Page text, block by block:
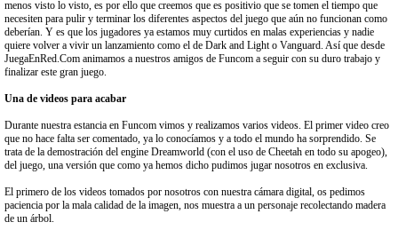
menos visto lo visto, es por ello que creemos que es positivio que se tomen el tiempo que
necesiten para pulir y terminar los diferentes aspectos del juego que aún no funcionan como
deberían. Y es que los jugadores ya estamos muy curtidos en malas experiencias y nadie
quiere volver a vivir un lanzamiento como el de Dark and Light o Vanguard. Así que desde
JuegaEnRed.Com animamos a nuestros amigos de Funcom a seguir con su duro trabajo y
finalizar este gran juego.
Una de videos para acabar
Durante nuestra estancia en Funcom vimos y realizamos varios videos. El primer video creo
que no hace falta ser comentado, ya lo conocíamos y a todo el mundo ha sorprendido. Se
trata de la demostración del engine Dreamworld (con el uso de Cheetah en todo su apogeo),
del juego, una versión que como ya hemos dicho pudimos jugar nosotros en exclusiva.
El primero de los videos tomados por nosotros con nuestra cámara digital, os pedimos
paciencia por la mala calidad de la imagen, nos muestra a un personaje recolectando madera
de un árbol.